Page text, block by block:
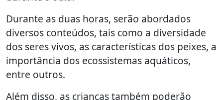
Durante as duas horas, serão abordados
diversos conteúdos, tais como a diversidade
dos seres vivos, as características dos peixes, a
importância dos ecossistemas aquáticos,
entre outros.
Além disso, as crianças também poderão